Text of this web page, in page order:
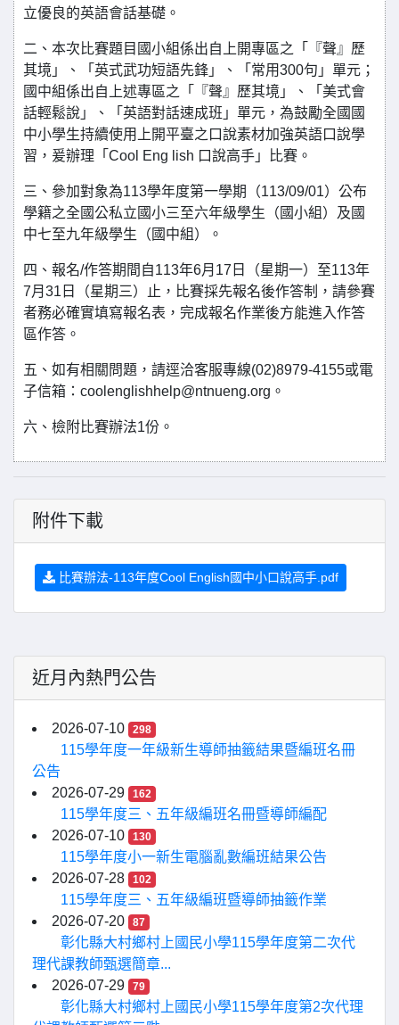
立優良的英語會話基礎。
二、本次比賽題目國小組係出自上開專區之「『聲』歷
其境」、「英式武功短語先鋒」、「常用300句」單元；
國中組係出自上述專區之「『聲』歷其境」、「美式會
話輕鬆說」、「英語對話速成班」單元，為鼓勵全國國
中小學生持續使用上開平臺之口說素材加強英語口說學
習，爰辦理「Cool Eng lish 口說高手」比賽。
三、參加對象為113學年度第一學期（113/09/01）公布
學籍之全國公私立國小三至六年級學生（國小組）及國
中七至九年級學生（國中組）。
四、報名/作答期間自113年6月17日（星期一）至113年
7月31日（星期三）止，比賽採先報名後作答制，請參賽
者務必確實填寫報名表，完成報名作業後方能進入作答
區作答。
五、如有相關問題，請逕洽客服專線(02)8979-4155或電
子信箱：coolenglishhelp@ntnueng.org。
六、檢附比賽辦法1份。
附件下載
比賽辦法-113年度Cool English國中小口說高手.pdf
近月內熱門公告
2026-07-10 298
115學年度一年級新生導師抽籤結果暨編班名冊
公告
2026-07-29
162
115學年度三、五年級編班名冊暨導師編配
2026-07-10
130
115學年度小一新生電腦亂數編班結果公告
2026-07-28
102
115學年度三、五年級編班暨導師抽籤作業
2026-07-20
87
彰化縣大村鄉村上國民小學115學年度第二次代
理代課教師甄選簡章...
2026-07-29
79
彰化縣大村鄉村上國民小學115學年度第2次代理